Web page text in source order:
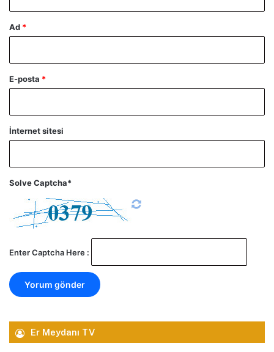
Ad *
E-posta *
İnternet sitesi
Solve Captcha*
Enter Captcha Here :
Er Meydanı TV